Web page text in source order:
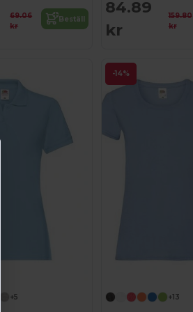
69.06
kr
Beställ
84.89
kr
159.80
kr
+5
-14%
+13